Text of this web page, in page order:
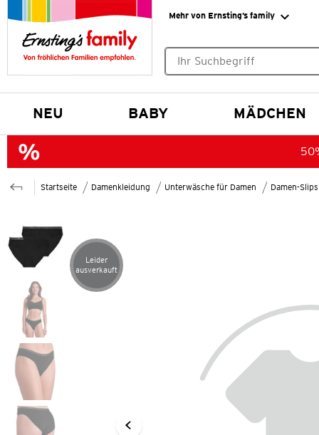
Mehr von Ernsting’s family
NEU BABY MÄDCHEN
Startseite Damenkleidung Unterwäsche für Damen Damen-Slips
Artikel leider ausverkauft
Leider
ausverkauft